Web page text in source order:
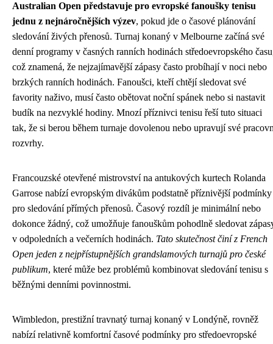
Australian Open představuje pro evropské fanoušky tenisu
jednu z nejnáročnějších výzev, pokud jde o časové plánování
sledování živých přenosů. Turnaj konaný v Melbourne začíná své
denní programy v časných ranních hodinách středoevropského
což znamená, že nejzajímavější zápasy často probíhají v noci nebo
brzkých ranních hodinách. Fanoušci, kteří chtějí sledovat své
favority naživo, musí často obětovat noční spánek nebo si nastavit
budík na nezvyklé hodiny. Mnozí příznivci tenisu řeší tuto situaci
tak, že si berou během turnaje dovolenou nebo upravují své
rozvrhy.
Francouzské otevřené mistrovství na antukových kurtech Rolanda
Garrose nabízí evropským divákům podstatně příznivější podmínky
pro sledování přímých přenosů. Časový rozdíl je minimální nebo
dokonce žádný, což umožňuje fanouškům pohodlně sledovat
v odpoledních a večerních hodinách. Tato skutečnost činí z French
Open jeden z nejpřístupnějších grandslamových turnajů pro české
publikum, které může bez problémů kombinovat sledování tenisu s
běžnými denními povinnostmi.
Wimbledon, prestižní travnatý turnaj konaný v Londýně, rovněž
nabízí relativně komfortní časové podmínky pro středoevropské